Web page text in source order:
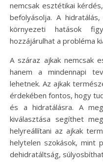
nemcsak esztétikai
befolyásolja. A
környezeti hatások
hozzájárulhat a probléma
A száraz ajkak nemcsak
hanem a mindennapi
lehetnek. Az ajkak
érdekében fontos, hogy
és a hidratálásra. A
kiválasztása segíthet
helyreállítani az ajkak
helytelen szokások, mint
dehidratáltság,